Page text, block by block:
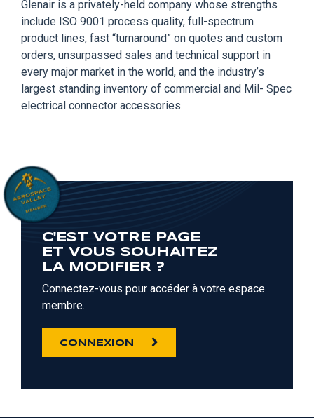
Glenair is a privately-held company whose strengths
include ISO 9001 process quality, full-spectrum
product lines, fast “turnaround” on quotes and custom
orders, unsurpassed sales and technical support in
every major market in the world, and the industry’s
largest standing inventory of commercial and Mil- Spec
electrical connector accessories.
C'EST VOTRE PAGE
ET VOUS SOUHAITEZ
LA MODIFIER ?
Connectez-vous pour accéder à votre espace
membre.
CONNEXION